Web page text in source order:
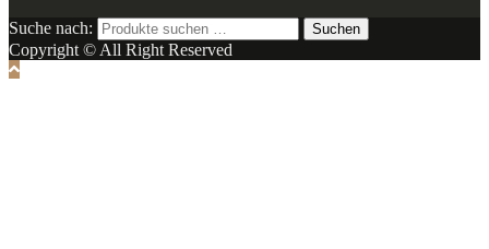
Suche nach: Suchen
Copyright © All Right Reserved